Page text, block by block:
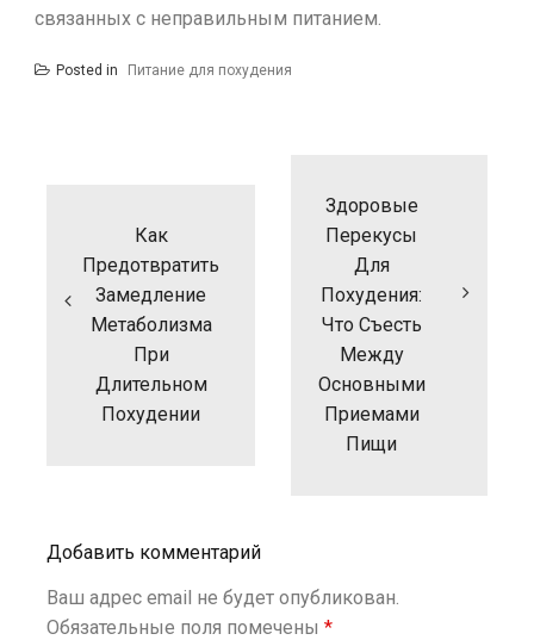
связанных с неправильным питанием.
Posted in Питание для похудения
я
м
Как
Предотвратить
Замедление
Метаболизма
При
Длительном
Похудении
Здоровые
Перекусы
Для
Похудения:
Что Съесть
Между
Основными
Приемами
Пищи
Добавить комментарий
Ваш адрес email не будет опубликован.
Обязательные поля помечены *